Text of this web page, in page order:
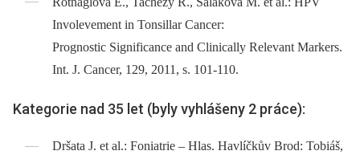
Involevement in Tonsillar Cancer:
Prognostic Significance and Clinically Relevant Markers.
Int. J. Cancer, 129, 2011, s. 101-110.
Kategorie nad 35 let (byly vyhlášeny 2 práce):
Dršata J. et al.: Foniatrie –⁠ Hlas. Havlíčkův Brod: Tobiáš,